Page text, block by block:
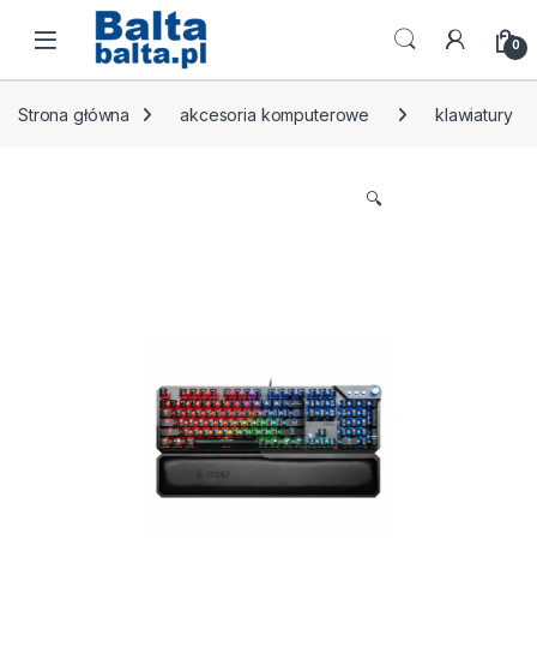
Skip to navigation
Skip to content
Open 0
Strona główna akcesoria komputerowe klawiatury
🔍